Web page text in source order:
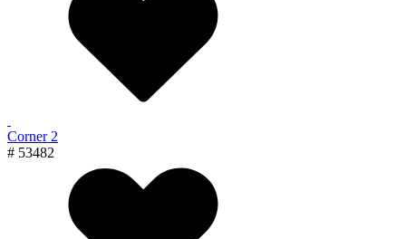
Corner 2
# 53482